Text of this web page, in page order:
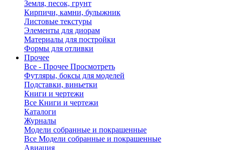
Земля, песок, грунт
Кирпичи, камни, булыжник
Листовые текстуры
Элементы для диорам
Материалы для постройки
Формы для отливки
Прочее
Все - Прочее Просмотреть
Футляры, боксы для моделей
Подставки, виньетки
Книги и чертежи
Все Книги и чертежи
Каталоги
Журналы
Модели собранные и покрашенные
Все Модели собранные и покрашенные
Авиация